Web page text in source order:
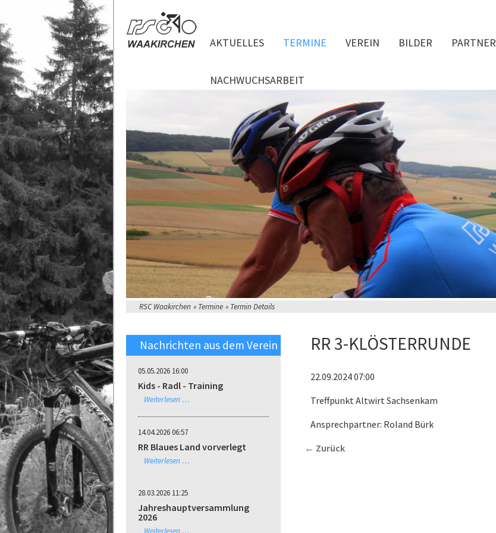
AKTUELLES TERMINE VEREIN BILDER PARTNER
NACHWUCHSARBEIT
RSC Waakirchen Termine Termin Details
RR 3-KLÖSTERRUNDE
22.09.2024 07:00
Treffpunkt Altwirt Sachsenkam
Ansprechpartner: Roland Bürk
Zurück
Nachrichten aus dem Verein
05.05.2026 16:00
Kids - Radl - Training
Weiterlesen …
14.04.2026 06:57
RR Blaues Land vorverlegt
Weiterlesen …
28.03.2026 11:25
Jahreshauptversammlung
2026
Weiterlesen …